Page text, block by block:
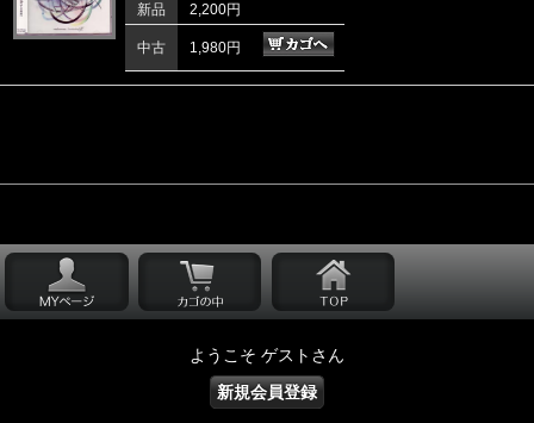
新品 2,200円
中古 1,980円
ようこそ ゲストさん
新規会員登録